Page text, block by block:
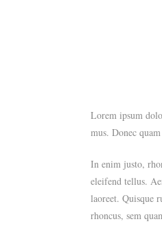
Lorem ipsum
mus. Donec
In enim justo,
eleifend tellus.
laoreet. Quisque
rhoncus, sem